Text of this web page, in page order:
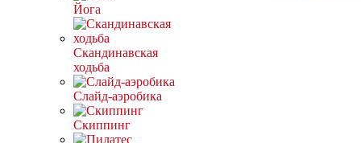
Йога
Скандинавская
ходьба
Слайд-аэробика
Скиппинг